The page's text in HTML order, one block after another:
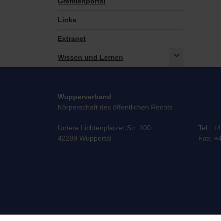
Links
Extranet
Wissen und Lernen
Wupperverband
Körperschaft des öffentlichen Rechts
Untere Lichtenplatzer Str. 100
42289 Wuppertal
Tel.:
Fax: